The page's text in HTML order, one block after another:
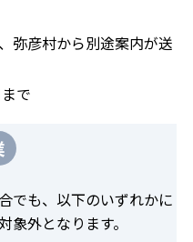
弥彦村から別途案内が送
で
でも、以下のいずれかに
外となります。